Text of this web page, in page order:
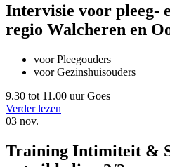
Intervisie voor pleeg-
regio Walcheren en
voor Pleegouders
voor Gezinshuisouders
9.30 tot 11.00 uurGoes
Verder lezen
03 nov.
Training Intimiteit &